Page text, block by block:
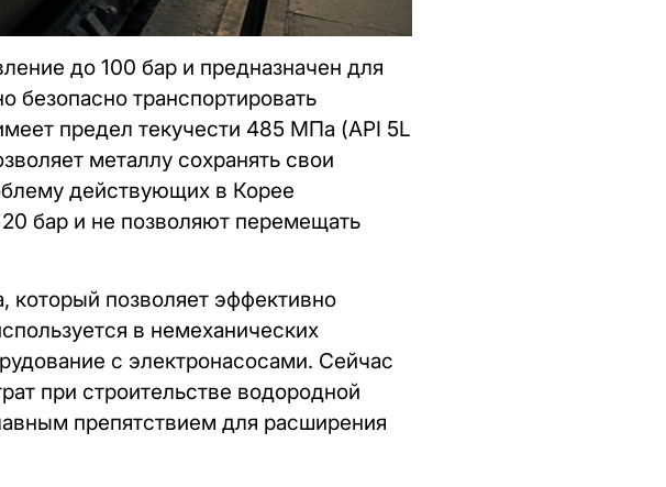
до 100 бар и предназначен для
безопасно транспортировать
предел текучести 485 МПа (API 5L
металлу сохранять свои
действующих в Корее
бар и не позволяют перемещать
который позволяет эффективно
в немеханических
с электронасосами. Сейчас
при строительстве водородной
препятствием для расширения